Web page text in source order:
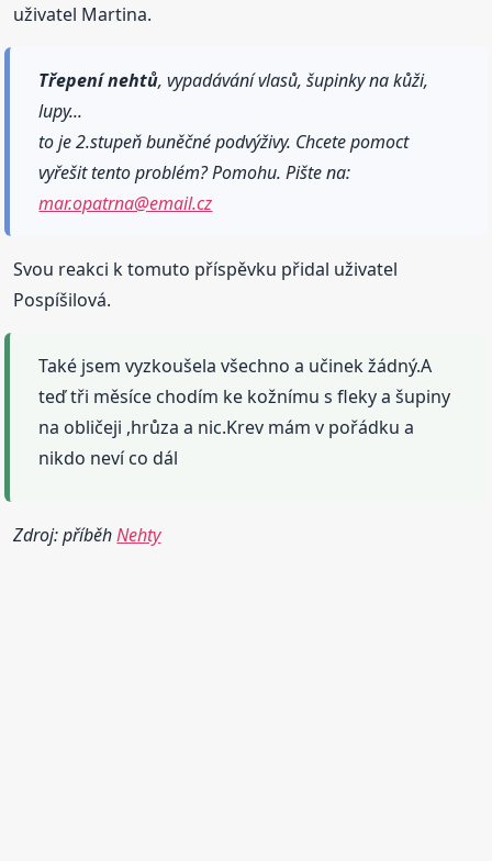
uživatel Martina.
Třepenínehtů, vypadávání vlasů, šupinky na kůži,
lupy...
to je 2.stupeň buněčné podvýživy. Chcete pomoct
vyřešit tento problém? Pomohu. Pište na:
mar.opatrna@email.cz
Svou reakci k tomuto příspěvku přidal uživatel
Pospíšilová.
Také jsem vyzkoušela všechno a učinek žádný.A
teď tři měsíce chodím ke kožnímu s fleky a šupiny
na obličeji ,hrůza a nic.Krev mám v pořádku a
nikdo neví co dál
Zdroj: příběhNehty